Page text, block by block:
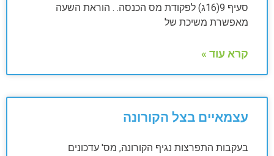
סעיף 9(16ג) לפקודת מס הכנסה. . הוראת השעה
מאפשרת משיכת של
קרא עוד »
עצמאיים בצל הקורונה
בעקבות התפרצות נגיף הקורונה, מס' עדכונים